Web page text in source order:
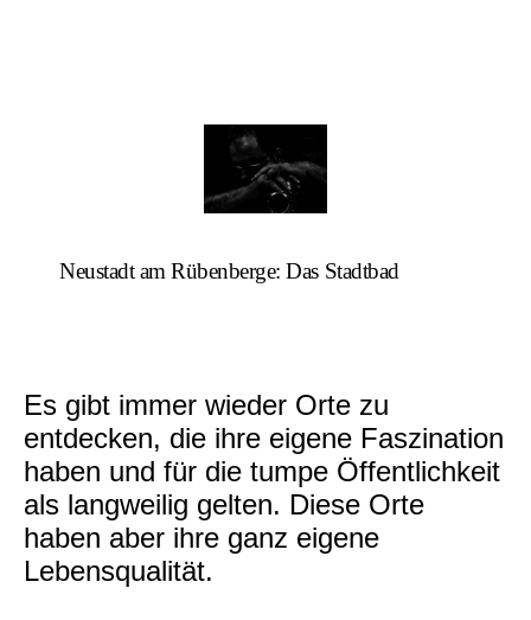
Neustadt am Rübenberge: Das Stadtbad
Es gibt immer wieder Orte zu
entdecken, die ihre eigene Faszination
haben und für die tumpe Öffentlichkeit
als langweilig gelten. Diese Orte
haben aber ihre ganz eigene
Lebensqualität.